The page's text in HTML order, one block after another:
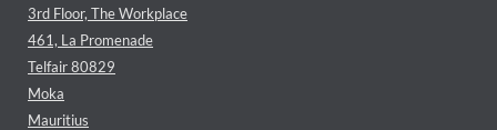
3rd Floor, The Workplace
461, La Promenade
Telfair 80829
Moka
Mauritius